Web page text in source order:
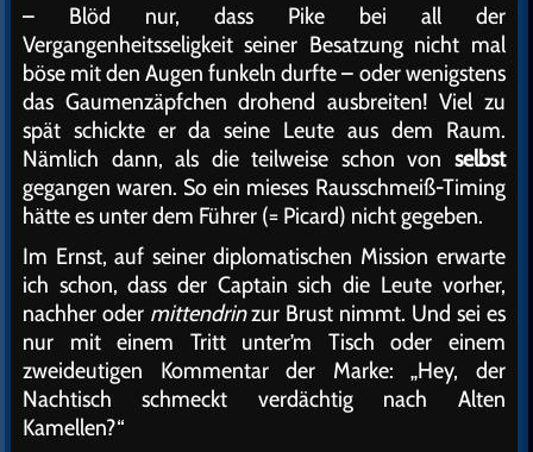
– Blöd nur, dass Pike bei all der
Vergangenheitsseligkeit seiner Besatzung nicht mal
böse mit den Augen funkeln durfte – oder wenigstens
das Gaumenzäpfchen drohend ausbreiten! Viel zu
spät schickte er da seine Leute aus dem Raum.
Nämlich dann, als die teilweise schon von selbst
gegangen waren. So ein mieses Rausschmeiß-Timing
hätte es unter dem Führer (= Picard) nicht gegeben.
Im Ernst, auf seiner diplomatischen Mission erwarte
ich schon, dass der Captain sich die Leute vorher,
nachher oder mittendrinzur Brust nimmt. Und sei es
nur mit einem Tritt unter’m Tisch oder einem
zweideutigen Kommentar der Marke: „Hey, der
Nachtisch schmeckt verdächtig nach Alten
Kamellen?“